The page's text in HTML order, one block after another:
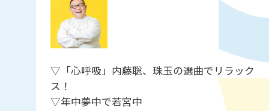
▽「心呼吸」内藤聡、珠玉の選曲でリラック
ス！
▽年中夢中で若宮中